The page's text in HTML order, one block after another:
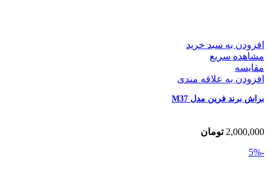
افزودن به سبد خرید
مشاهده سریع
مقایسه
افزودن به علاقه مندی
براش برند فرین مدل M37
2,000,000 تومان
-5%